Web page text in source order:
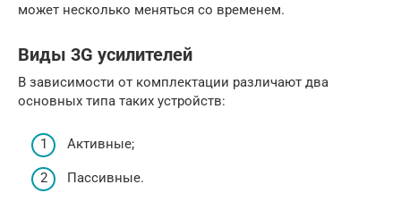
может несколько меняться со временем.
Виды 3G усилителей
В зависимости от комплектации различают два
основных типа таких устройств:
Активные;
Пассивные.